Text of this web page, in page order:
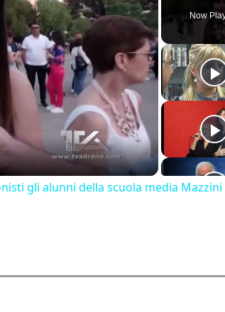
Now
gli alunni della scuola media Mazzini